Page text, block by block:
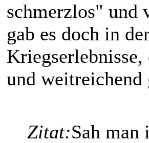
schmerzlos" und
gab es doch in
Kriegserlebnisse,
und
Zitat:Sah